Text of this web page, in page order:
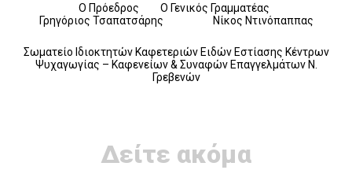
Ο Πρόεδρος Ο Γενικός Γραμματέας
Γρηγόριος Τσαπατσάρης Νίκος Ντινόπαππας
Σωματείο Ιδιοκτητών Καφετεριών Ειδών Εστίασης Κέντρων
Ψυχαγωγίας – Καφενείων & Συναφών Επαγγελμάτων Ν.
Γρεβενών
Δείτε ακόμα